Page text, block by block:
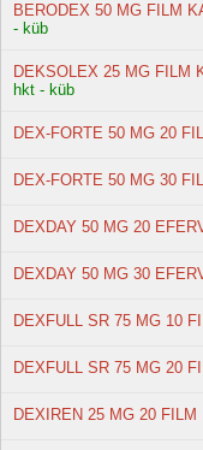
BERODEX 50 MG FILM
- küb
DEKSOLEX 25 MG FILM
hkt - küb
DEX-FORTE 50 MG 20
DEX-FORTE 50 MG 30
DEXDAY 50 MG 20
DEXDAY 50 MG 30
DEXFULL SR 75 MG 10
DEXFULL SR 75 MG 20
DEXIREN 25 MG 20